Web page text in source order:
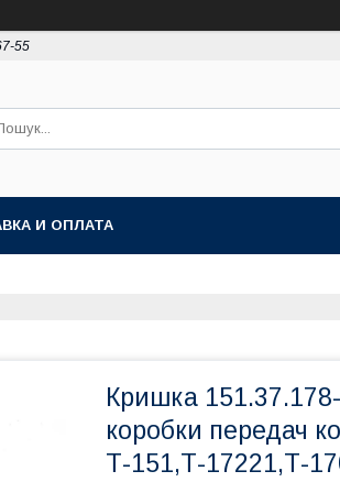
55
И ОПЛАТА
Кришка
коробки передач
Т-151,Т-17221,Т-